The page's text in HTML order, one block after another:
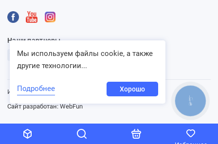
Наши партнеры
Интернет-магазин «Ventbazar», 2013 - 2026
Сайт разработан: WebFun
Мы используем файлы cookie, а также
другие технологии...
Подробнее Хорошо
КНОПКА
СВЯЗИ